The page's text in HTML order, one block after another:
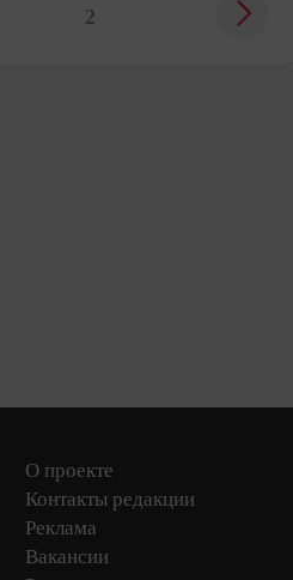
2
О проекте
Контакты редакции
Реклама
Вакансии